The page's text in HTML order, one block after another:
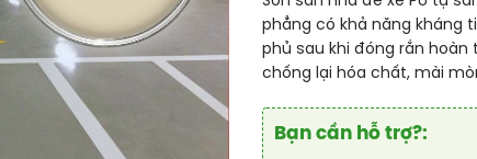
phẳng có khả năng kháng
phủ sau khi đóng rắn hoàn
chống lại hóa chất, mài
Bạn cần hỗ trợ?: